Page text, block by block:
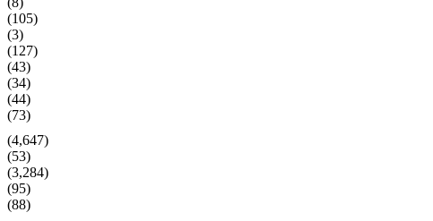
(105)
(3)
(127)
(43)
(34)
(44)
(73)
(4,647)
(53)
(3,284)
(95)
(88)